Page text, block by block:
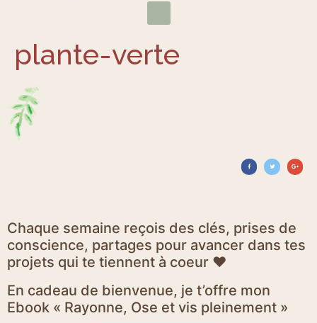
plante-verte
Chaque semaine reçois des clés, prises de
conscience, partages pour avancer dans tes
projets qui te tiennent à coeur ♥
En cadeau de bienvenue, je t’offre mon
Ebook « Rayonne, Ose et vis pleinement »